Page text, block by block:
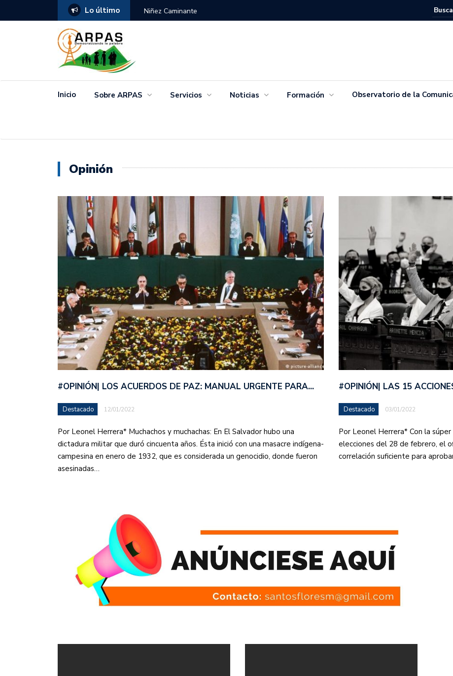
Lo último Niñez Caminante
Salvador.
Inicio Sobre ARPAS Servicios Noticias Formación Observatorio de la
Opinión
#OPINIÓN| LOS ACUERDOS DE PAZ: MANUAL URGENTE PARA…
Destacado 12/01/2022
Por Leonel Herrera* Muchachos y muchachas: En El Salvador hubo una
dictadura militar que duró cincuenta años. Ésta inició con una masacre indígena-
campesina en enero de 1932, que es considerada un genocidio, donde fueron
asesinadas…
#OPINIÓN| LAS 15
Destacado 03/01/2022
Por Leonel Herrera* Con la
elecciones del 28 de febrero, el
correlación suficiente para